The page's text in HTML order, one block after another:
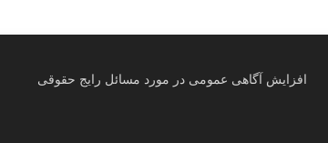
افزایش آگاهی عمومی در مورد مسائل رایج حقوقی